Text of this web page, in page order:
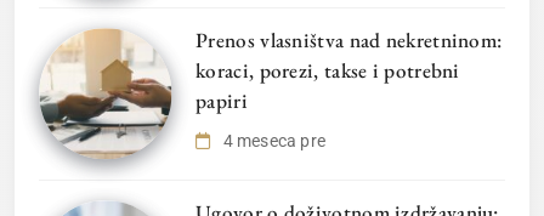
Prenos vlasništva nad nekretninom:
koraci, porezi, takse i potrebni
papiri
4 meseca pre